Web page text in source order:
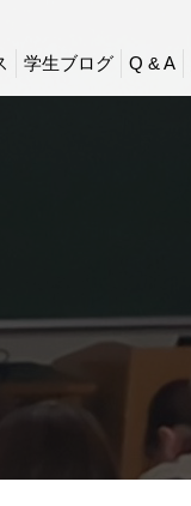
学生ブログ Q & A